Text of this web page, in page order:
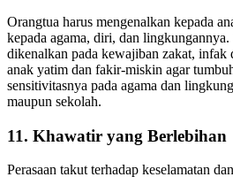
Orangtua harus mengenalkan kepada
kepada agama, diri, dan
dikenalkan pada kewajiban zakat, infak
anak yatim dan fakir-miskin agar
sensitivitasnya pada agama dan
11. Khawatir yang Berlebihan